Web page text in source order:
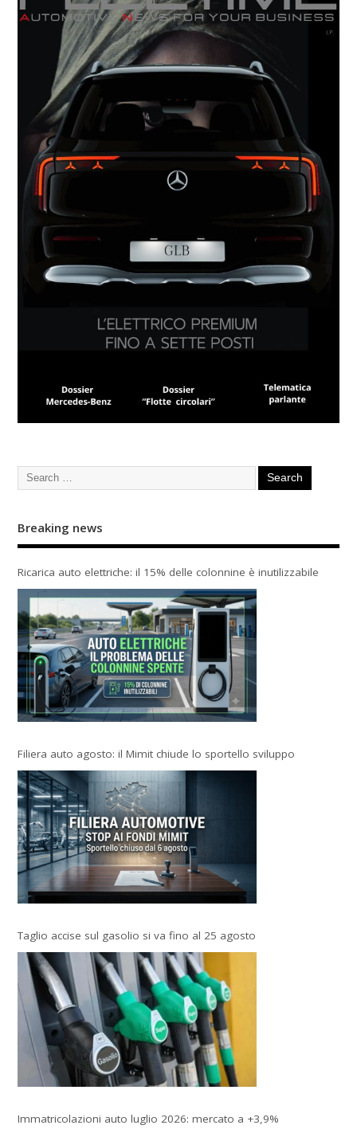
Breaking news
Ricarica auto elettriche: il 15% delle colonnine è inutilizzabile
Filiera auto agosto: il Mimit chiude lo sportello sviluppo
Taglio accise sul gasolio si va fino al 25 agosto
Immatricolazioni auto luglio 2026: mercato a +3,9%